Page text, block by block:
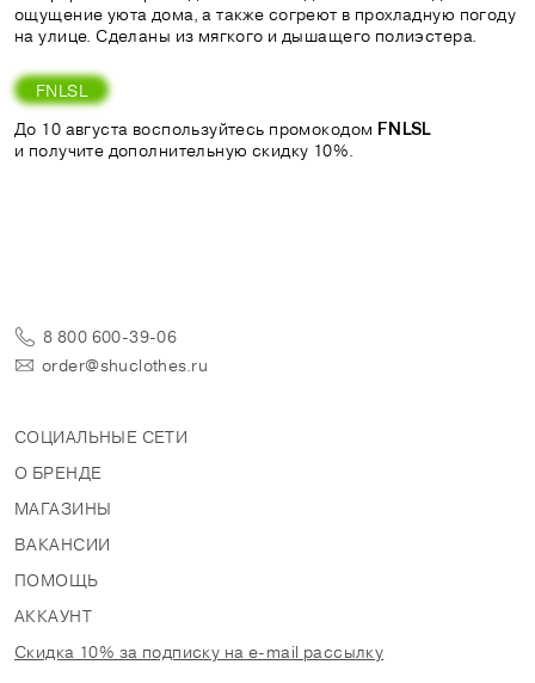
ощущение уюта дома, а также согреют в прохладную погоду
на улице. Сделаны из мягкого и дышащего полиэстера.
FNLSL
До 10 августа воспользуйтесь промокодом FNLSL
и получите дополнительную скидку 10%.
8 800 600-39-06
order@shuclothes.ru
СОЦИАЛЬНЫЕ СЕТИ
О БРЕНДЕ
МАГАЗИНЫ
ВАКАНСИИ
ПОМОЩЬ
АККАУНТ
Скидка 10% за подписку на e-mail рассылку